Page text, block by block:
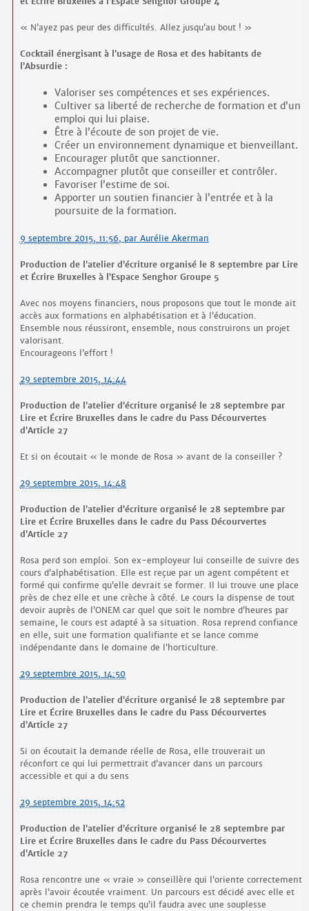
« N’ayez pas peur des difficultés. Allez jusqu’au bout ! »
Cocktail énergisant à l’usage de Rosa et des habitants de
l’Absurdie :
Valoriser ses compétences et ses expériences.
Cultiver sa liberté de recherche de formation et d’un
emploi qui lui plaise.
Être à l’écoute de son projet de vie.
Créer un environnement dynamique et bienveillant.
Encourager plutôt que sanctionner.
Accompagner plutôt que conseiller et contrôler.
Favoriser l’estime de soi.
Apporter un soutien financier à l’entrée et à la
poursuite de la formation.
9 septembre 2015, 11:56, par Aurélie Akerman
Production de l’atelier d’écriture organisé le 8 septembre par Lire
et Écrire Bruxelles à l’Espace Senghor Groupe 5
Avec nos moyens financiers, nous proposons que tout le monde ait
accès aux formations en alphabétisation et à l’éducation.
Ensemble nous réussiront, ensemble, nous construirons un projet
valorisant.
Encourageons l’effort !
29 septembre 2015, 14:44
Production de l’atelier d’écriture organisé le 28 septembre par
Lire et Écrire Bruxelles dans le cadre du Pass Décourvertes
d’Article 27
Et si on écoutait « le monde de Rosa » avant de la conseiller ?
29 septembre 2015, 14:48
Production de l’atelier d’écriture organisé le 28 septembre par
Lire et Écrire Bruxelles dans le cadre du Pass Décourvertes
d’Article 27
Rosa perd son emploi. Son ex-employeur lui conseille de suivre des
cours d’alphabétisation. Elle est reçue par un agent compétent et
formé qui confirme qu’elle devrait se former. Il lui trouve une place
près de chez elle et une crèche à côté. Le cours la dispense de tout
devoir auprès de l’ONEM car quel que soit le nombre d’heures par
semaine, le cours est adapté à sa situation. Rosa reprend confiance
en elle, suit une formation qualifiante et se lance comme
indépendante dans le domaine de l’horticulture.
29 septembre 2015, 14:50
Production de l’atelier d’écriture organisé le 28 septembre par
Lire et Écrire Bruxelles dans le cadre du Pass Décourvertes
d’Article 27
Si on écoutait la demande réelle de Rosa, elle trouverait un
réconfort ce qui lui permettrait d’avancer dans un parcours
accessible et qui a du sens
29 septembre 2015, 14:52
Production de l’atelier d’écriture organisé le 28 septembre par
Lire et Écrire Bruxelles dans le cadre du Pass Décourvertes
d’Article 27
Rosa rencontre une « vraie » conseillère qui l’oriente correctement
après l’avoir écoutée vraiment. Un parcours est décidé avec elle et
ce chemin prendra le temps qu’il faudra avec une souplesse